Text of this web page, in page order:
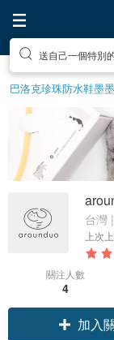
送自己一個特別
巴洛克珍珠防水鞋墨
台灣
上次
關注人數
4
加入